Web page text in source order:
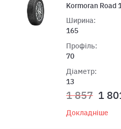
Kormoran Road
Ширина:
165
Профіль:
70
Діаметр:
13
1 857 1
Докладніше